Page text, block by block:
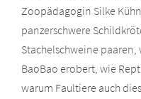
Zoopädagogin Silke
panzerschwere
Stachelschweine paaren,
BaoBao erobert, wie
warum Faultiere auch